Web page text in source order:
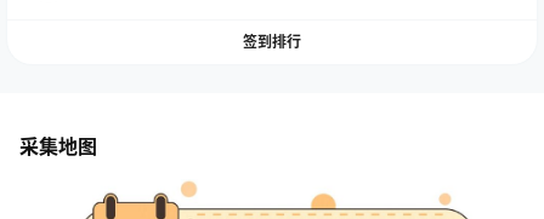
签到排行
采集地图